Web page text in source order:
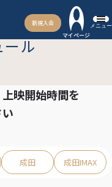
新規入会
マイページ
メニュー
ール
映開始時間を
成田 成田IMAX